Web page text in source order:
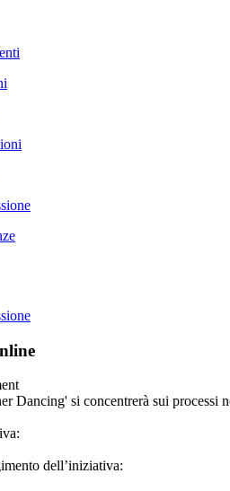
Dancing' si concentrerà sui processi
dell’iniziativa: